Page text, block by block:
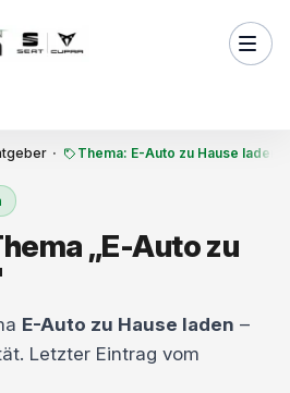
· Thema: E-Auto zu Hause laden
„E-Auto zu
E-Auto zu Hause laden –
Letzter Eintrag vom